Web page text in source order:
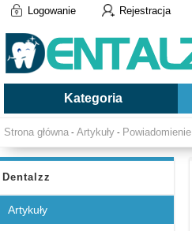
Logowanie Rejestracja
Kategoria
Strona główna - Artykuły - Powiadomienie
Dentalzz
Artykuły